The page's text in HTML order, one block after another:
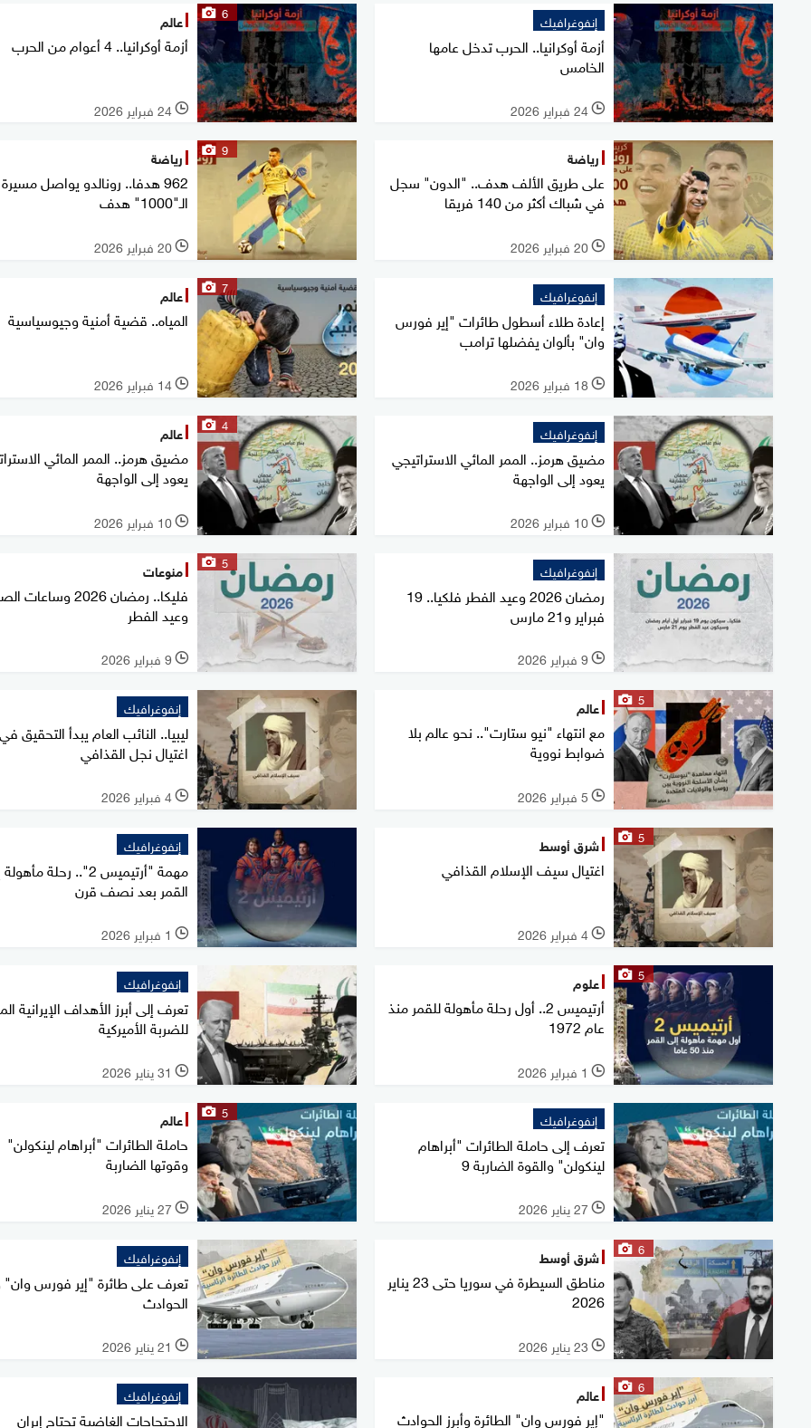
إنفوغرافيك
أزمة أوكرانيا.. الحرب تدخل عامها
الخامس
l 24 فبراير 2026
6 عالم
أزمة أوكرانيا.. 4 أعوام من الحرب
l 24 فبراير 2026
رياضة
على طريق الألف هدف.. "الدون" سجل
في شباك أكثر من 140 فريقا
l 20 فبراير 2026
9 رياضة
962 هدفا.. رونالدو يواصل مسيرة
الـ"1000" هدف
l 20 فبراير 2026
إنفوغرافيك
إعادة طلاء أسطول طائرات "إير فورس
وان" بألوان يفضلها ترامب
l 18 فبراير 2026
7 عالم
المياه.. قضية أمنية وجيوسياسية
l 14 فبراير 2026
إنفوغرافيك
مضيق هرمز.. الممر المائي الاستراتيجي
يعود إلى الواجهة
l 10 فبراير 2026
4 عالم
مضيق هرمز.. الممر المائي
يعود إلى الواجهة
l 10 فبراير 2026
إنفوغرافيك
رمضان 2026 وعيد الفطر فلكيا.. 19
فبراير و21 مارس
l 9 فبراير 2026
5 منوعات
فليكا.. رمضان 2026
وعيد الفطر
l 9 فبراير 2026
5 عالم
مع انتهاء "نيو ستارت".. نحو عالم بلا
ضوابط نووية
l 5 فبراير 2026
إنفوغرافيك
ليبيا.. النائب العام يبدأ التحقيق في
اغتيال نجل القذافي
l 4 فبراير 2026
5 شرق أوسط
اغتيال سيف الإسلام القذافي
l 4 فبراير 2026
إنفوغرافيك
مهمة "أرتيميس 2".. رحلة
القمر بعد نصف قرن
l 1 فبراير 2026
5 علوم
أرتيميس 2.. أول رحلة مأهولة للقمر منذ
عام 1972
l 1 فبراير 2026
إنفوغرافيك
تعرف إلى أبرز الأهداف الإيرانية
للضربة الأميركية
l 31 يناير 2026
إنفوغرافيك
تعرف إلى حاملة الطائرات "أبراهام
لينكولن" والقوة الضاربة 9
l 27 يناير 2026
5 عالم
حاملة الطائرات "أبراهام لينكولن"
وقوتها الضاربة
l 27 يناير 2026
6 شرق أوسط
مناطق السيطرة في سوريا حتى 23 يناير
2026
l 23 يناير 2026
إنفوغرافيك
تعرف على طائرة "إير فورس وان"
الحوادث
l 21 يناير 2026
6 عالم
"إير فورس وان" الطائرة وأبرز الحوادث
إنفوغرافيك
الاحتجاجات الغاضبة تجتاح إيران